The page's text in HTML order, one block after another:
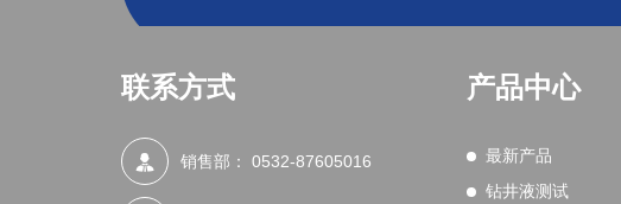
联系方式
销售部： 0532-87605016
产品中心
最新产品
钻井液测试